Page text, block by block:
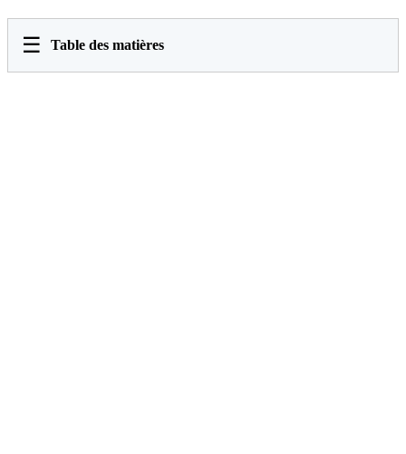
☰ Table des matières